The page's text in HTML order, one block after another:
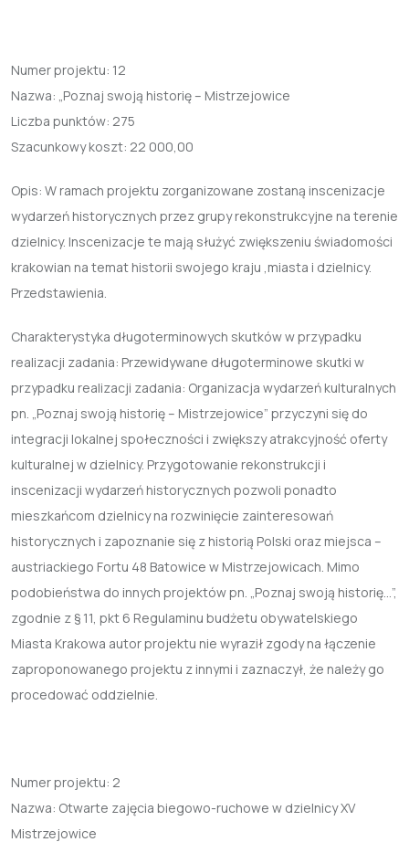
Numer projektu: 12
Nazwa: „Poznaj swoją historię – Mistrzejowice
Liczba punktów: 275
Szacunkowy koszt: 22 000,00
Opis: W ramach projektu zorganizowane zostaną inscenizacje
wydarzeń historycznych przez grupy rekonstrukcyjne na terenie
dzielnicy. Inscenizacje te mają służyć zwiększeniu świadomości
krakowian na temat historii swojego kraju ,miasta i dzielnicy.
Przedstawienia.
Charakterystyka długoterminowych skutków w przypadku
realizacji zadania: Przewidywane długoterminowe skutki w
przypadku realizacji zadania: Organizacja wydarzeń kulturalnych
pn. „Poznaj swoją historię – Mistrzejowice” przyczyni się do
integracji lokalnej społeczności i zwiększy atrakcyjność oferty
kulturalnej w dzielnicy. Przygotowanie rekonstrukcji i
inscenizacji wydarzeń historycznych pozwoli ponadto
mieszkańcom dzielnicy na rozwinięcie zainteresowań
historycznych i zapoznanie się z historią Polski oraz miejsca –
austriackiego Fortu 48 Batowice w Mistrzejowicach. Mimo
podobieństwa do innych projektów pn. „Poznaj swoją historię…”,
zgodnie z § 11, pkt 6 Regulaminu budżetu obywatelskiego
Miasta Krakowa autor projektu nie wyraził zgody na łączenie
zaproponowanego projektu z innymi i zaznaczył, że należy go
procedować oddzielnie.
Numer projektu: 2
Nazwa: Otwarte zajęcia biegowo-ruchowe w dzielnicy XV
Mistrzejowice